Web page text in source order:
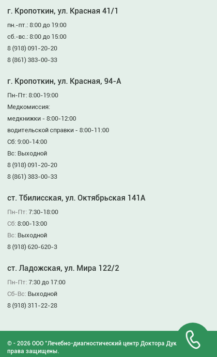
г. Кропоткин, ул. Красная 41/1
пн.-пт.: 8:00 до 19:00
сб.-вс.: 8:00 до 15:00
8 (918) 091-20-20
8 (861) 383-00-33
г. Кропоткин, ул. Красная, 94-А
Пн-Пт: 8:00-19:00
Медкомиссия:
медкнижки - 8:00-12:00
водительской справки - 8:00-11:00
Сб: 9:00-14:00
Вс: Выходной
8 (918) 091-20-20
8 (861) 383-00-33
ст. Тбилисская, ул. Октябрьская 141А
Пн-Пт: 7:30-18:00
Сб: 8:00-13:00
Вс: Выходной
8 (918) 620-620-3
ст. Ладожская, ул. Мира 122/2
Пн-Пт: 7:30 до 17:00
Сб-Вс: Выходной
8 (918) 311-22-28
© - 2026 ООО "Лечебно-диагностический центр Доктора Дукина". Все
права защищены.